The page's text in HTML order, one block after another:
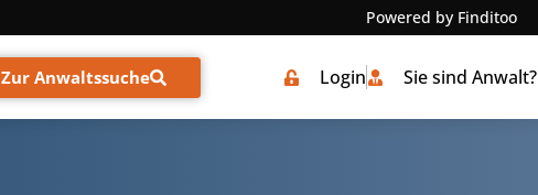
Powered by Finditoo
Zur Anwaltssuche Login Sie sind Anwalt?